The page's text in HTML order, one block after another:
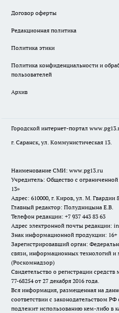
Договор оферты
Редакционная политика
Политика этики
Политика конфиденциальности и
пользователей
Архив
Городской интернет-портал
г. Саранск, ул. Коммунистическая 13.
Наименование СМИ: www.pg13.ru
Учредитель: Общество с
13»
Адрес: 610000, г. Киров, ул. М. Гвардии
Главный редактор: Полудницына Е.В.
Телефон редакции: +7 937 443 83 63
Адрес электронной почты редакции:
Знак информационной продукции: 16+
Зарегистрировавший орган:
связи, информационных технологий
(Роскомнадзор)
Свидетельство о регистрации
77-68254 от 27 декабря 2016 года.
Вся информация, размещенная на
соответствии с законодательством
подлежит использованию кем-либо в